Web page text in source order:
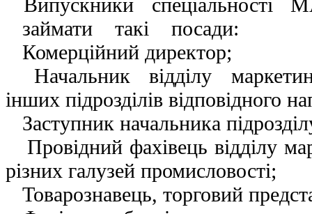
Випускники
займати такі посади:
Комерційний директор;
Начальник відділу
інших підрозділів відповідного
Заступник начальника
Провідний фахівець відділу
різних галузей промисловості;
Товарознавець, торговий